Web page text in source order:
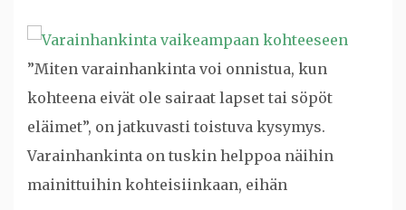
”Miten varainhankinta voi onnistua, kun
kohteena eivät ole sairaat lapset tai söpöt
eläimet”, on jatkuvasti toistuva kysymys.
Varainhankinta on tuskin helppoa näihin
mainittuihin kohteisiinkaan, eihän